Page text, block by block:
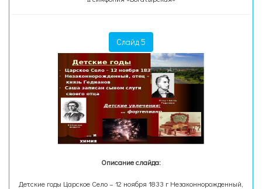
Слайд 5
Описание слайда:
Детские годы Царское Село – 12 ноября 1833 г Незаконнорожденный,